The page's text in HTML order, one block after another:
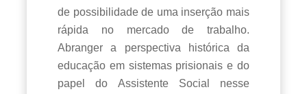
de possibilidade de uma inserção mais
rápida no mercado de trabalho.
Abranger a perspectiva histórica da
educação em sistemas prisionais e do
papel do Assistente Social nesse